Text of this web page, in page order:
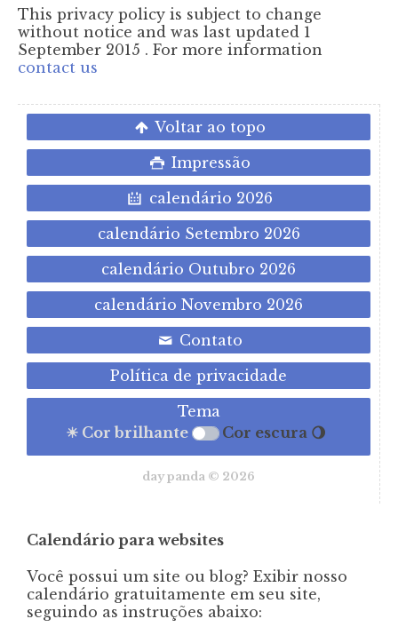
This privacy policy is subject to change
without notice and was last updated 1
September 2015 . For more information
contact us
Voltar ao topo
Impressão
calendário 2026
calendário Setembro 2026
calendário Outubro 2026
calendário Novembro 2026
Contato
Política de privacidade
Tema
☀ Cor brilhante
Cor escura 🌖
day panda © 2026
Calendário para websites
Você possui um site ou blog? Exibir nosso
calendário gratuitamente em seu site,
seguindo as instruções abaixo: